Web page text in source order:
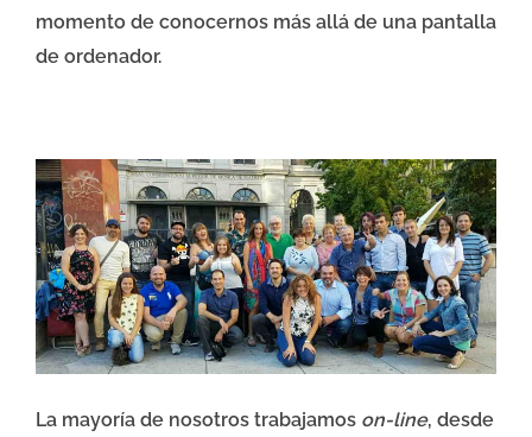
momento de conocernos más allá de una pantalla
de ordenador.
La mayoría de nosotros trabajamos on-line, desde